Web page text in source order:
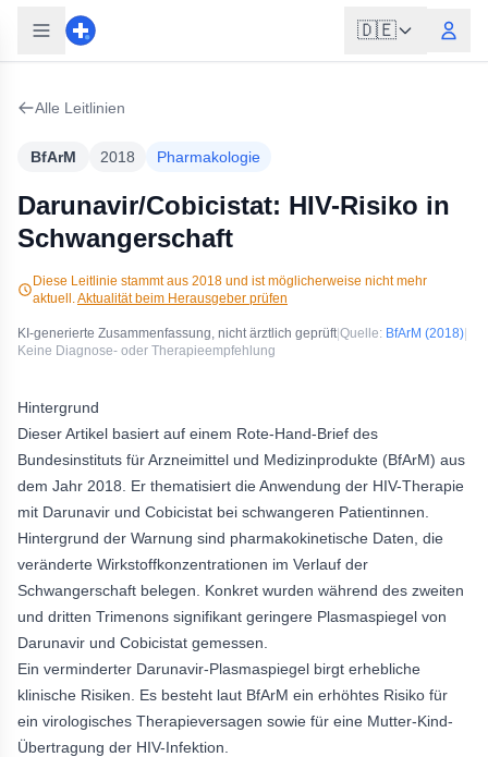
🇩🇪
Alle Leitlinien
BfArM 2018 Pharmakologie
Darunavir/Cobicistat: HIV-Risiko in
Schwangerschaft
Diese Leitlinie stammt aus 2018 und ist möglicherweise nicht mehr
aktuell.Aktualität beim Herausgeber prüfen
KI-generierte Zusammenfassung, nicht ärztlich geprüft|Quelle: BfArM (2018)
Keine Diagnose- oder Therapieempfehlung
Hintergrund
Dieser Artikel basiert auf einem Rote-Hand-Brief des
Bundesinstituts für Arzneimittel und Medizinprodukte (BfArM) aus
dem Jahr 2018. Er thematisiert die Anwendung der HIV-Therapie
mit Darunavir und Cobicistat bei schwangeren Patientinnen.
Hintergrund der Warnung sind pharmakokinetische Daten, die
veränderte Wirkstoffkonzentrationen im Verlauf der
Schwangerschaft belegen. Konkret wurden während des zweiten
und dritten Trimenons signifikant geringere Plasmaspiegel von
Darunavir und Cobicistat gemessen.
Ein verminderter Darunavir-Plasmaspiegel birgt erhebliche
klinische Risiken. Es besteht laut BfArM ein erhöhtes Risiko für
ein virologisches Therapieversagen sowie für eine Mutter-Kind-
Übertragung der HIV-Infektion.